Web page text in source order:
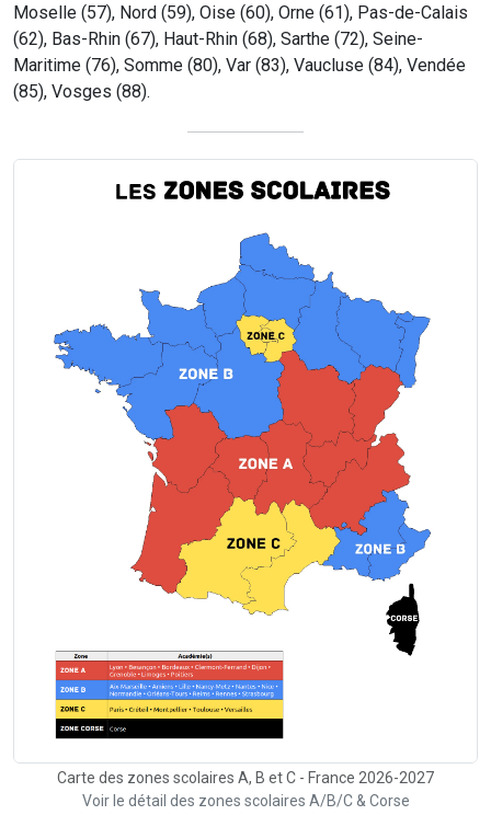
Moselle (57), Nord (59), Oise (60), Orne (61), Pas-de-Calais
(62), Bas-Rhin (67), Haut-Rhin (68), Sarthe (72), Seine-
Maritime (76), Somme (80), Var (83), Vaucluse (84), Vendée
(85), Vosges (88).
Carte des zones scolaires A, B et C - France 2026-2027
Voir le détail des zones scolaires A/B/C & Corse